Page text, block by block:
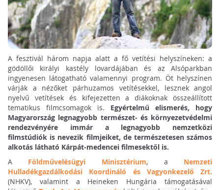
A fesztivál három napja alatt a fő vetítési helyszíneken: a
gödöllői királyi kastély lovardájában és az Alsóparkban
ingyenesen látogatható valamennyi program. Öt helyszínen
várják a nézőket párhuzamos vetítésekkel, lesznek angol
nyelvű vetítések és kifejezetten a diákoknak összeállított
tematikus filmcsomagok is. Egyértelmű elismerés, hogy
Magyarország legnagyobb természet- és környezetvédelmi
rendezvényére immár a legnagyobb nemzetközi
filmstúdiók is nevezik filmjeiket, de természetesen számos
alkotás látható Kárpát-medencei filmesektől is.
A Földművelésügyi Minisztérium, a Nemzeti
Hulladékgazdálkodási Koordináló és Vagyonkezelő Zrt.
(NHKV), valamint a Heineken Hungária támogatásával